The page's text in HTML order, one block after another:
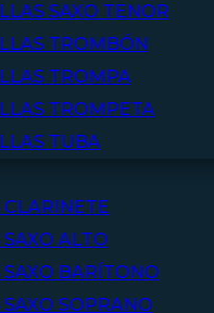
SAXO TENOR
TROMBÓN
TROMPA
TROMPETA
TUBA
CLARINETE
ALTO
SAXO BARÍTONO
SAXO SOPRANO